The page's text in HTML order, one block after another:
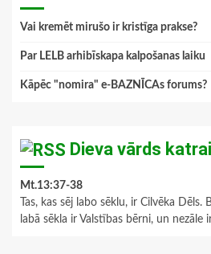
Vai kremēt mirušo ir kristīga prakse?
Par LELB arhibīskapa kalpošanas laiku
Kāpēc "nomira" e-BAZNĪCAs forums?
Dieva vārds
Mt.13:37-38
Tas, kas sēj labo sēklu, ir Cilvēka
labā sēkla ir Valstības bērni, un nezāle